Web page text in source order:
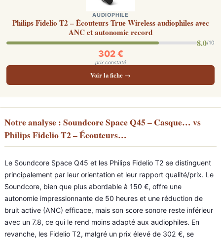
AUDIOPHILE
Philips Fidelio T2 – Écouteurs True Wireless audiophiles avec
ANC et autonomie record
8.0/10
302 €
prix constaté
Voir la fiche →
Notre analyse : Soundcore Space Q45 – Casque… vs
Philips Fidelio T2 – Écouteurs…
Le Soundcore Space Q45 et les Philips Fidelio T2 se distinguent
principalement par leur orientation et leur rapport qualité/prix. Le
Soundcore, bien que plus abordable à 150 €, offre une
autonomie impressionnante de 50 heures et une réduction de
bruit active (ANC) efficace, mais son score sonore reste inférieur
avec un 7.8, ce qui le rend moins adapté aux audiophiles. En
revanche, les Fidelio T2, malgré un prix élevé de 302 €, se